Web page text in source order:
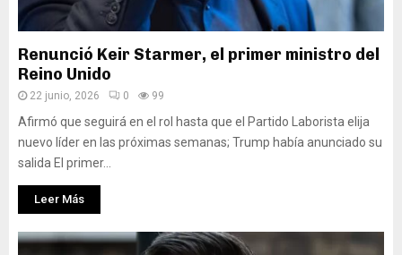
Renunció Keir Starmer, el primer ministro del
Reino Unido
22 junio, 2026 0 99
Afirmó que seguirá en el rol hasta que el Partido Laborista elija
nuevo líder en las próximas semanas; Trump había anunciado su
salida El primer...
Leer Más